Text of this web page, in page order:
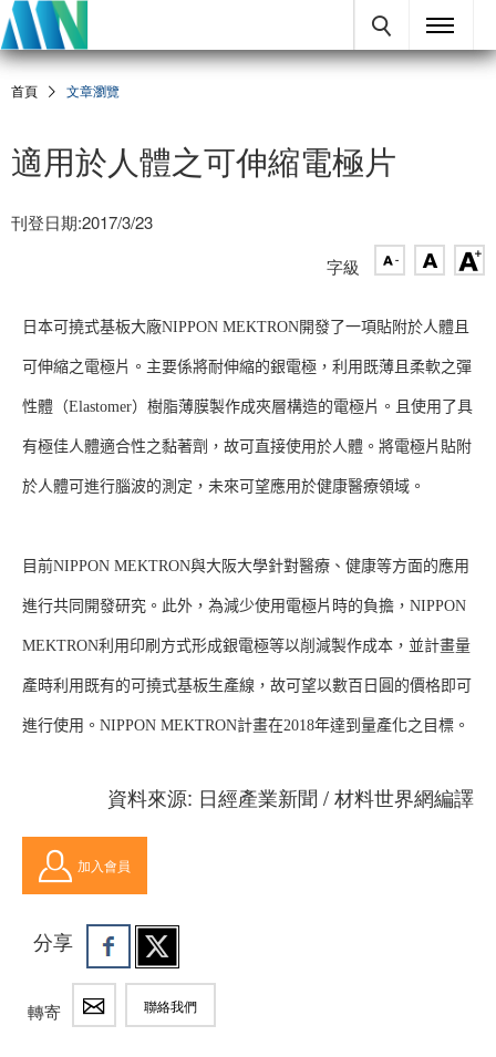
首頁 文章瀏覽
適用於人體之可伸縮電極片
刊登日期:2017/3/23
字級
日本可撓式基板大廠NIPPON MEKTRON開發了一項貼附於人體且
可伸縮之電極片。主要係將耐伸縮的銀電極，利用既薄且柔軟之彈
性體（Elastomer）樹脂薄膜製作成夾層構造的電極片。且使用了具
有極佳人體適合性之黏著劑，故可直接使用於人體。將電極片貼附
於人體可進行腦波的測定，未來可望應用於健康醫療領域。
目前NIPPON MEKTRON與大阪大學針對醫療、健康等方面的應用
進行共同開發研究。此外，為減少使用電極片時的負擔，NIPPON
MEKTRON利用印刷方式形成銀電極等以削減製作成本，並計畫量
產時利用既有的可撓式基板生產線，故可望以數百日圓的價格即可
進行使用。NIPPON MEKTRON計畫在2018年達到量產化之目標。
資料來源: 日經產業新聞 / 材料世界網編譯
加入會員
分享
轉寄 聯絡我們